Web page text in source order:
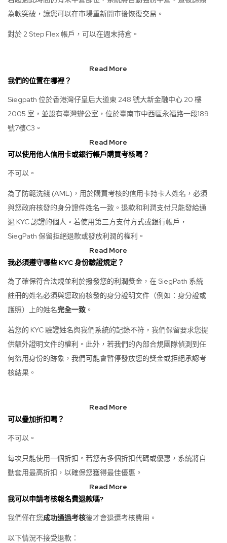
為軟突破，讓您可以在市場重新開市後恢復交易。
對於 2 Step Flex 帳戶，可以在週末持倉。
Read More
我們的位置在哪裡？
Siegpath 位於香港灣仔皇后大道東 248 號大新金融中心 20 樓
2005 室，並設有臺灣辦公室，位於臺南市中西區永福路一段189
號7樓C3。
Read More
可以使用他人信用卡或銀行帳戶購買考核嗎？
不可以。
為了防範洗錢 (AML)，用於購買考核的信用卡持卡人姓名，必須
與您政府核發的身分證件姓名一致。退款和利潤支付只能發給通
過 KYC 認證的個人。若使用第三方支付方式或銀行帳戶，
SiegPath 保留拒絕退款或發放利潤的權利。
Read More
我必須遵守哪些 KYC 身份驗證規定？
為了確保符合法規並利於撥發您的利潤獎金，在 SiegPath 系統
註冊的姓名必須與您政府核發的身分證明文件（例如：身分證或
護照）上的姓名完全一致 。
若您的 KYC 驗證姓名與我們系統的記錄不符，我們保留要求您提
供額外證明文件的權利。此外，若我們的內部合規團隊偵測到任
何盜用身份的跡象，我們可能會暫停發放您的獎金或拒絕承認考
核結果。
Read More
可以疊加折扣嗎？
不可以。
每次只能使用一個折扣。若您有多個折扣代碼或優惠，系統將自
動套用最高折扣，以確保您獲得最佳優惠。
Read More
我可以申請考核報名費退款嗎?
我們僅在您成功通過考核後才會退還考核費用。
以下情況不接受退款：